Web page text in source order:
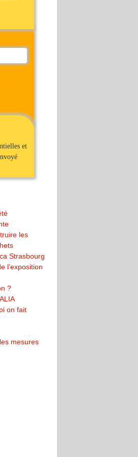
et
les
Strasbourg
l’exposition
?
on fait
mesures